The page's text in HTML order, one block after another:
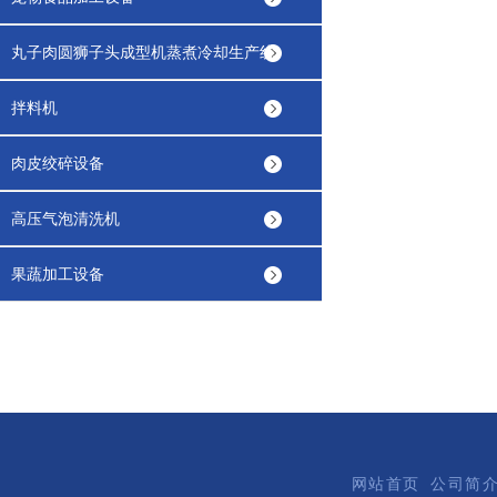
丸子肉圆狮子头成型机蒸煮冷却生产线
拌料机
肉皮绞碎设备
高压气泡清洗机
果蔬加工设备
网站首页 公司简